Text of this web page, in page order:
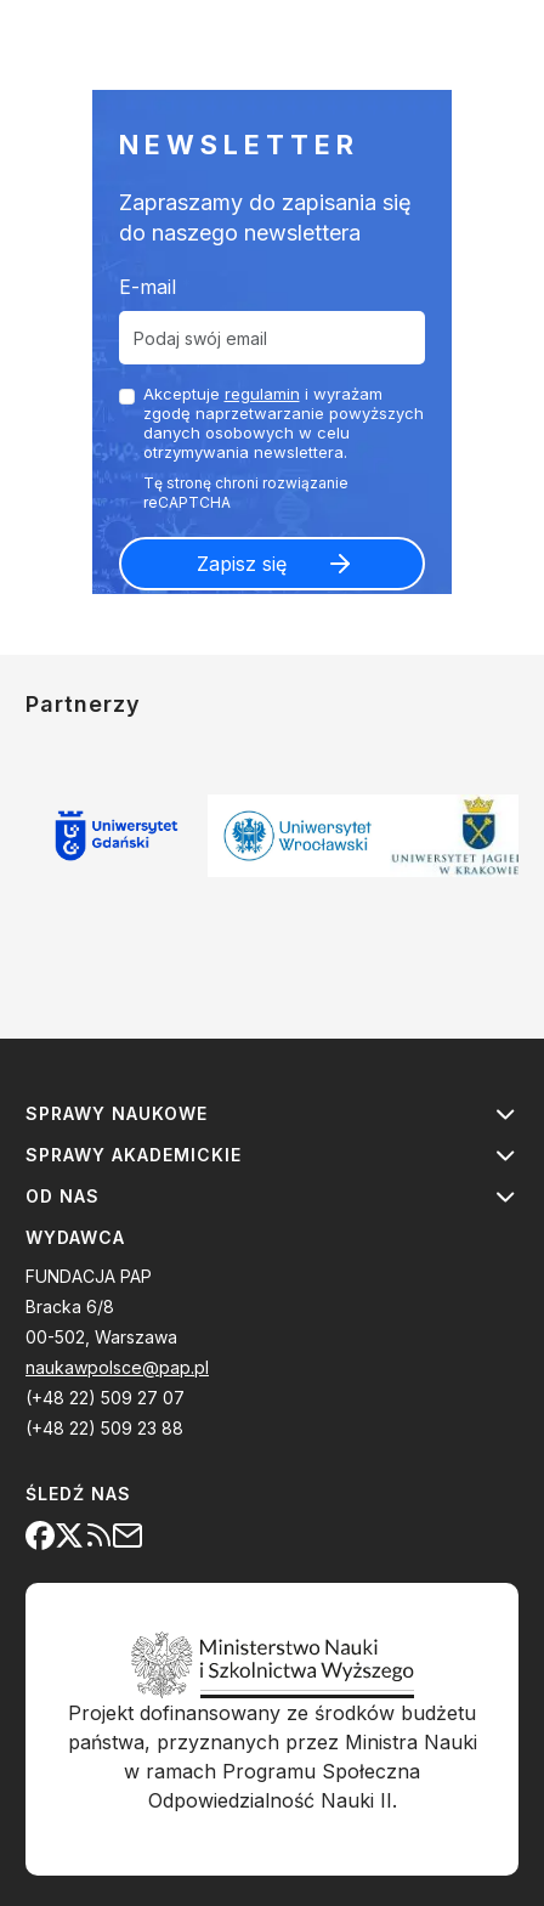
NEWSLETTER
Zapraszamy do zapisania się
do naszego newslettera
E-mail
Akceptuje regulamin i wyrażam
zgodę naprzetwarzanie powyższych
danych osobowych w celu
otrzymywania newslettera.
Partnerzy
SPRAWY NAUKOWE
SPRAWY AKADEMICKIE
OD NAS
WYDAWCA
FUNDACJA PAP
Bracka 6/8
00-502, Warszawa
naukawpolsce@pap.pl
(+48 22) 509 27 07
(+48 22) 509 23 88
ŚLEDŹ NAS
Projekt dofinansowany ze środków budżetu
państwa, przyznanych przez Ministra Nauki
w ramach Programu Społeczna
Odpowiedzialność Nauki II.